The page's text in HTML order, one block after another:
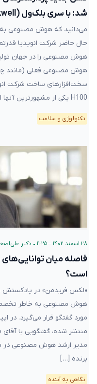
شد: با سری بلک‌ول (Blackwell) آشنا شوید
می‌دانید که هوش مصنوعی به
حال حاضر شرکت انویدیا
هوش مصنوعی را در جهان
هوش مصنوعی فعلی (مانند
سخت‌افزار‌های ساخت شرکت
H100 یکی از مشهورترین آنها است. با […]
تکنولوژی و سلامت
۲۸ اسفند ۱۴۰۲ – ۱۱:۲۵ • دکتر
فاصله میان
است؟
«لکس فریدمن» در پادکستش
هوش مصنوعی به خاطر
مورد گفتگو قرار می‌گیرد.
منتشر شده، گفتگویی با
مدیر ارشد هوش مصنوعی در
برنده […]
نگاهی به آینده